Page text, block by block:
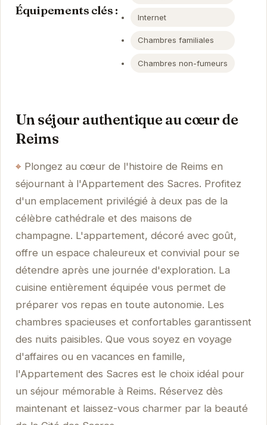
Équipements clés : Internet
Chambres familiales
Chambres non-fumeurs
Un séjour authentique au cœur de
Reims
Plongez au cœur de l'histoire de Reims en
séjournant à l'Appartement des Sacres. Profitez
d'un emplacement privilégié à deux pas de la
célèbre cathédrale et des maisons de
champagne. L'appartement, décoré avec goût,
offre un espace chaleureux et convivial pour se
détendre après une journée d'exploration. La
cuisine entièrement équipée vous permet de
préparer vos repas en toute autonomie. Les
chambres spacieuses et confortables garantissent
des nuits paisibles. Que vous soyez en voyage
d'affaires ou en vacances en famille,
l'Appartement des Sacres est le choix idéal pour
un séjour mémorable à Reims. Réservez dès
maintenant et laissez-vous charmer par la beauté